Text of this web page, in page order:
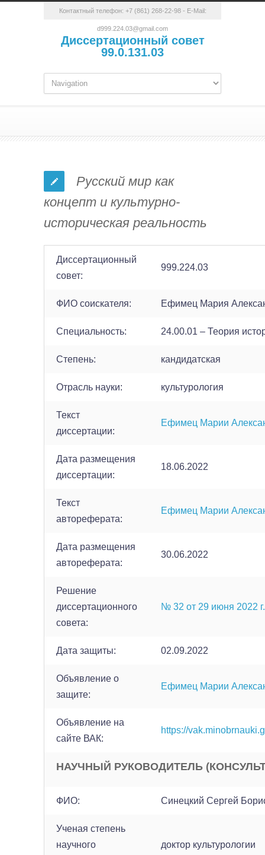
Контактный телефон: +7 (861) 268-22-98- E-Mail:
d999.224.03@gmail.com
Диссертационный совет
99.0.131.03
Русский мир как
концепт и культурно-
историческая реальность
Диссертационный
совет:
999.224.03
ФИО соискателя: Ефимец Мария
Cпециальность: 24.00.01 – Теория
Cтепень: кандидатская
Отрасль науки: культурология
Текст
диссертации:
Ефимец Марии
Дата размещения
диссертации:
18.06.2022
Текст
автореферата:
Ефимец Марии
Дата размещения
автореферата:
30.06.2022
Решение
диссертационного
совета:
№ 32 от 29 июня 2022 г.
Дата защиты: 02.09.2022
Объявление о
защите:
Ефимец Марии
Объявление на
сайте ВАК:
https://
НАУЧНЫЙ РУКОВОДИТЕЛЬ
ФИО: Синецкий Сергей
Ученая степень
научного
доктор культурологии